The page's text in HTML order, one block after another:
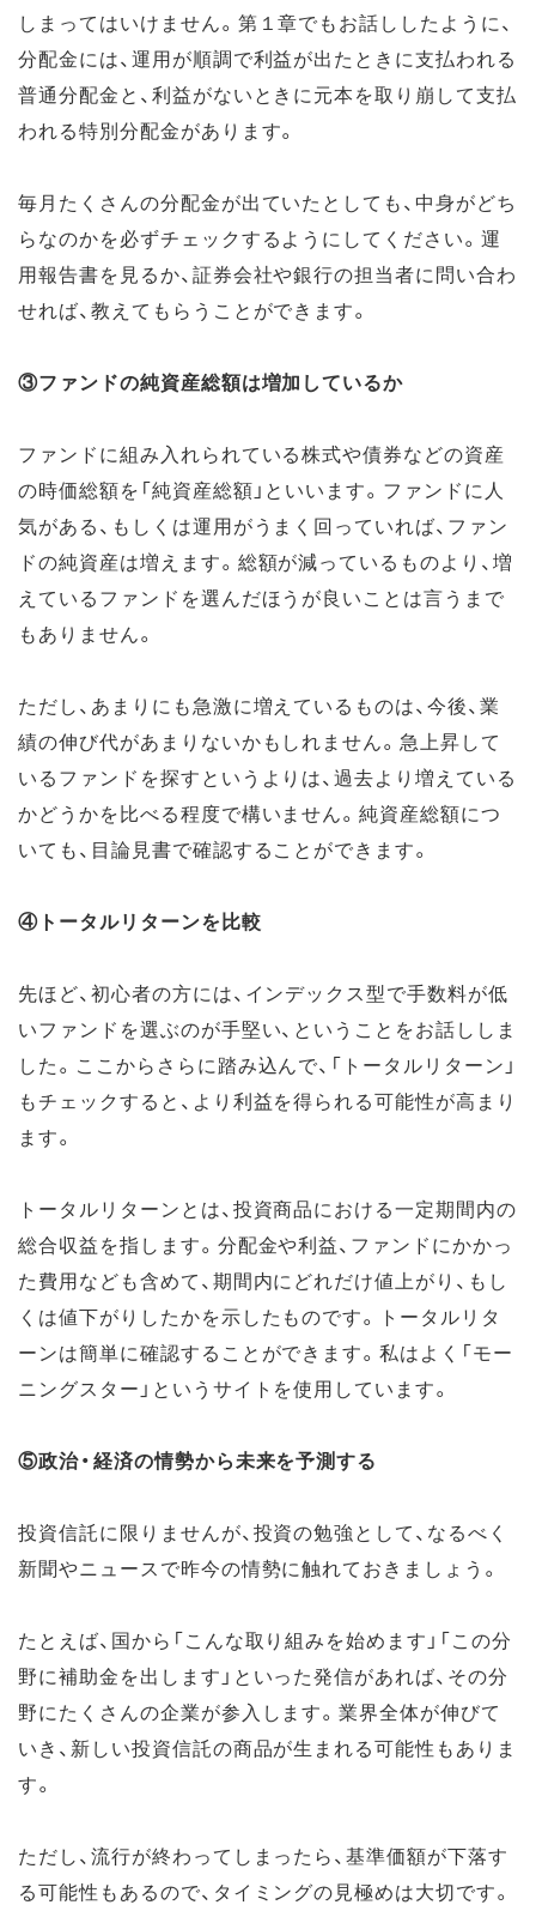
しまってはいけません。第１章でもお話ししたように、
分配金には、運用が順調で利益が出たときに支払われる
普通分配金と、利益がないときに元本を取り崩して支払
われる特別分配金があります。
毎月たくさんの分配金が出ていたとしても、中身がどち
らなのかを必ずチェックするようにしてください。運
用報告書を見るか、証券会社や銀行の担当者に問い合わ
せれば、教えてもらうことができます。
③ファンドの純資産総額は増加しているか
ファンドに組み入れられている株式や債券などの資産
の時価総額を「純資産総額」といいます。ファンドに人
気がある、もしくは運用がうまく回っていれば、ファン
ドの純資産は増えます。総額が減っているものより、増
えているファンドを選んだほうが良いことは言うまで
もありません。
ただし、あまりにも急激に増えているものは、今後、業
績の伸び代があまりないかもしれません。急上昇して
いるファンドを探すというよりは、過去より増えている
かどうかを比べる程度で構いません。純資産総額につ
いても、目論見書で確認することができます。
④トータルリターンを比較
先ほど、初心者の方には、インデックス型で手数料が低
いファンドを選ぶのが手堅い、ということをお話ししま
した。ここからさらに踏み込んで、「トータルリターン」
もチェックすると、より利益を得られる可能性が高まり
ます。
トータルリターンとは、投資商品における一定期間内の
総合収益を指します。分配金や利益、ファンドにかかっ
た費用なども含めて、期間内にどれだけ値上がり、もし
くは値下がりしたかを示したものです。トータルリタ
ーンは簡単に確認することができます。私はよく「モー
ニングスター」というサイトを使用しています。
⑤政治・経済の情勢から未来を予測する
投資信託に限りませんが、投資の勉強として、なるべく
新聞やニュースで昨今の情勢に触れておきましょう。
たとえば、国から「こんな取り組みを始めます」「この分
野に補助金を出します」といった発信があれば、その分
野にたくさんの企業が参入します。業界全体が伸びて
いき、新しい投資信託の商品が生まれる可能性もありま
す。
ただし、流行が終わってしまったら、基準価額が下落す
る可能性もあるので、タイミングの見極めは大切です。